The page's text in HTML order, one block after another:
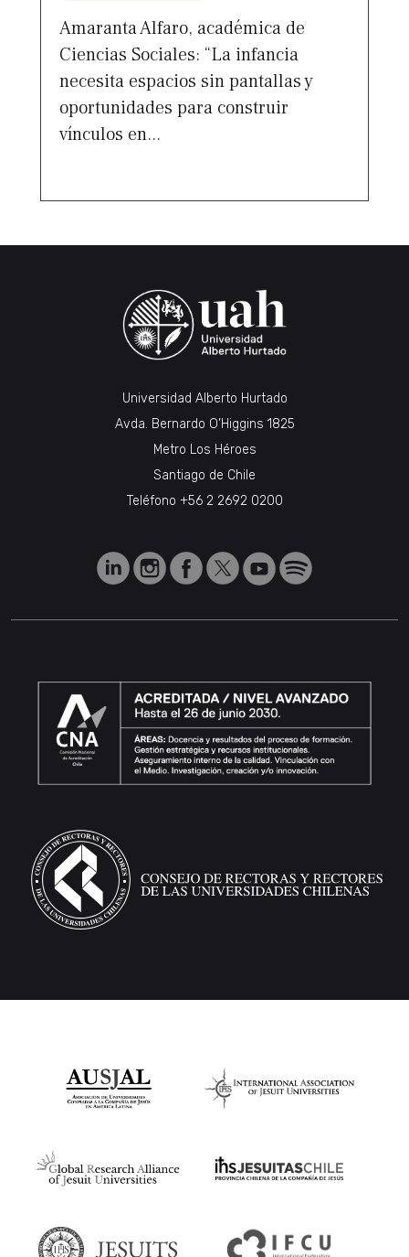
Amaranta Alfaro, académica de
Ciencias Sociales: “La infancia
necesita espacios sin pantallas y
oportunidades para construir
vínculos en...
Universidad Alberto Hurtado
Avda. Bernardo O’Higgins 1825
Metro Los Héroes
Santiago de Chile
Teléfono +56 2 2692 0200